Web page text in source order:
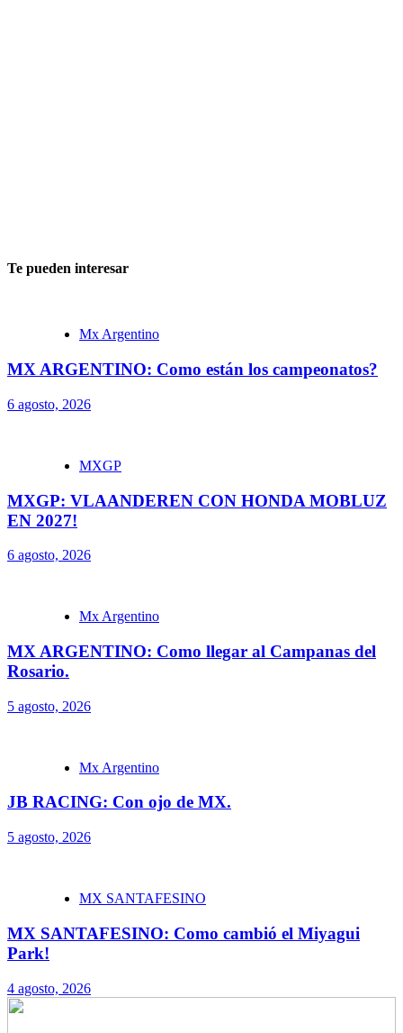
Te pueden interesar
Mx Argentino
MX ARGENTINO: Como están los campeonatos?
6 agosto, 2026
MXGP
MXGP: VLAANDEREN CON HONDA MOBLUZ
EN 2027!
6 agosto, 2026
Mx Argentino
MX ARGENTINO: Como llegar al Campanas del
Rosario.
5 agosto, 2026
Mx Argentino
JB RACING: Con ojo de MX.
5 agosto, 2026
MX SANTAFESINO
MX SANTAFESINO: Como cambió el Miyagui
Park!
4 agosto, 2026